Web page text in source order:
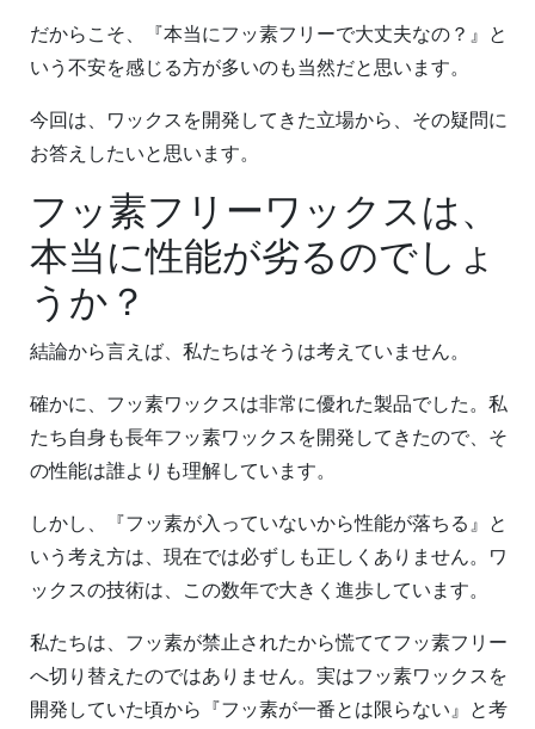
だからこそ、『本当にフッ素フリーで大丈夫なの？』と
いう不安を感じる方が多いのも当然だと思います。
今回は、ワックスを開発してきた立場から、その疑問に
お答えしたいと思います。
フッ素フリーワックスは、
本当に性能が劣るのでしょ
うか？
結論から言えば、私たちはそうは考えていません。
確かに、フッ素ワックスは非常に優れた製品でした。私
たち自身も長年フッ素ワックスを開発してきたので、そ
の性能は誰よりも理解しています。
しかし、『フッ素が入っていないから性能が落ちる』と
いう考え方は、現在では必ずしも正しくありません。ワ
ックスの技術は、この数年で大きく進歩しています。
私たちは、フッ素が禁止されたから慌ててフッ素フリー
へ切り替えたのではありません。実はフッ素ワックスを
開発していた頃から『フッ素が一番とは限らない』と考